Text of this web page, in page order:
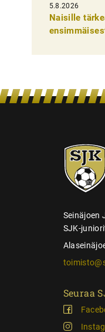
e
l
i
n
s
5.8.2026
Naisille
SJK-
juniorit
Seinäjoen
SJK-
Seuraa